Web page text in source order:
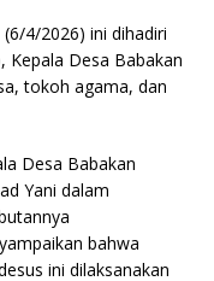
4/2026) ini dihadiri
Kepala Desa Babakan
tokoh agama, dan
Desa Babakan
Yani dalam
bahwa
ini dilaksanakan